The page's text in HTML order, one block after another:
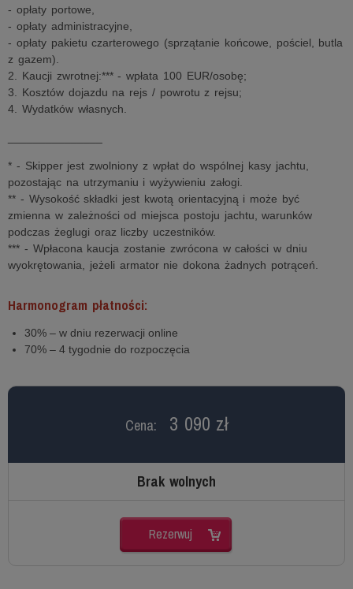
- opłaty portowe,
- opłaty administracyjne,
- opłaty pakietu czarterowego (sprzątanie końcowe, pościel, butla
z gazem).
2. Kaucji zwrotnej:*** - wpłata 100 EUR/osobę;
3. Kosztów dojazdu na rejs / powrotu z rejsu;
4. Wydatków własnych.
* - Skipper jest zwolniony z wpłat do wspólnej kasy jachtu,
pozostając na utrzymaniu i wyżywieniu załogi.
** - Wysokość składki jest kwotą orientacyjną i może być
zmienna w zależności od miejsca postoju jachtu, warunków
podczas żeglugi oraz liczby uczestników.
*** - Wpłacona kaucja zostanie zwrócona w całości w dniu
wyokrętowania, jeżeli armator nie dokona żadnych potrąceń.
Harmonogram płatności:
30% – w dniu rezerwacji online
70% – 4 tygodnie do rozpoczęcia
Cena: 3 090 zł
Brak wolnych
Rezerwuj